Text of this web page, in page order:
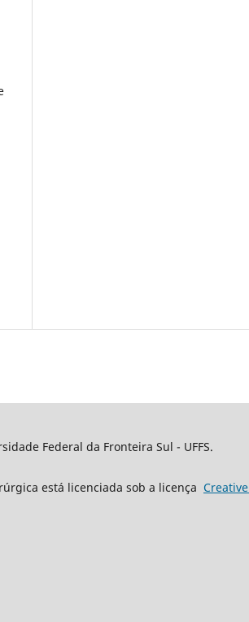
Federal da Fronteira Sul - UFFS.
está licenciada sob a licença Creative